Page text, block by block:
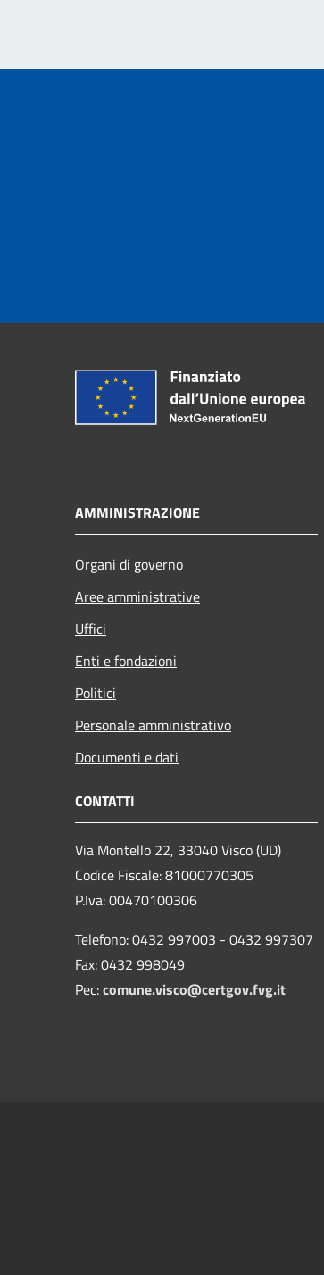
AMMINISTRAZIONE
Organi di governo
Aree amministrative
Uffici
Enti e fondazioni
Politici
Personale amministrativo
Documenti e dati
CONTATTI
Via Montello 22, 33040 Visco (UD)
Codice Fiscale: 81000770305
P.Iva: 00470100306
Telefono: 0432 997003 - 0432 997307
Fax: 0432 998049
Pec:comune.visco@certgov.fvg.it